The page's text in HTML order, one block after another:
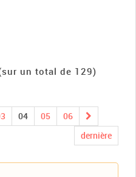
un total de 129)
04 05
06
dernière